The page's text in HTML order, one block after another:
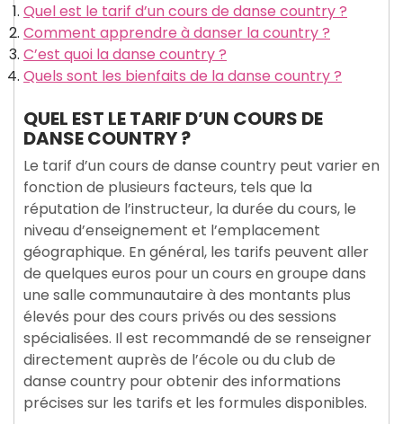
Quel est le tarif d’un cours de danse country ?
Comment apprendre à danser la country ?
C’est quoi la danse country ?
Quels sont les bienfaits de la danse country ?
QUEL EST LE TARIF D’UN COURS DE
DANSE COUNTRY ?
Le tarif d’un cours de danse country peut varier en
fonction de plusieurs facteurs, tels que la
réputation de l’instructeur, la durée du cours, le
niveau d’enseignement et l’emplacement
géographique. En général, les tarifs peuvent aller
de quelques euros pour un cours en groupe dans
une salle communautaire à des montants plus
élevés pour des cours privés ou des sessions
spécialisées. Il est recommandé de se renseigner
directement auprès de l’école ou du club de
danse country pour obtenir des informations
précises sur les tarifs et les formules disponibles.